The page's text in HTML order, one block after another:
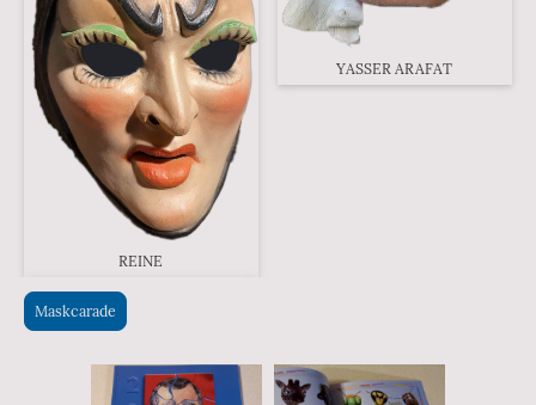
REINE
YASSER ARAFAT
Maskcarade